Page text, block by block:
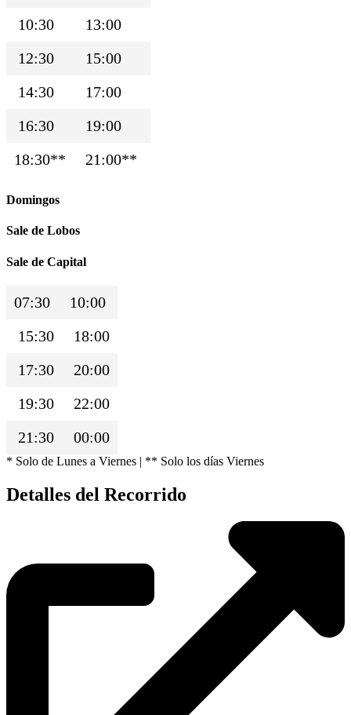
10:30
13:00
12:30
15:00
14:30
17:00
16:30
19:00
18:30**
21:00**
Domingos
Sale de Lobos
Sale de Capital
07:30
10:00
15:30
18:00
17:30
20:00
19:30
22:00
21:30
00:00
* Solo de Lunes a Viernes | ** Solo los días Viernes
Detalles del Recorrido